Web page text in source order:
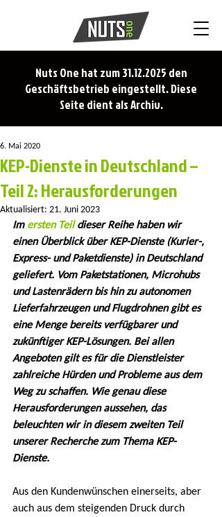
Nuts One hat zum31.12.2025 den
Geschäftsbetrieb eingestellt. Diese
Seite dient als Archiv.
KEP-Dienste in Deutschland –
Teil 2: Herausforderungen
6. Mai 2020
Aktualisiert: 21. Juni 2023
Im ersten Teil dieser Reihe haben wir
einen Überblick über KEP-Dienste (Kurier-,
Express- und Paketdienste) in Deutschland
geliefert. Vom Paketstationen, Microhubs
und Lastenrädern bis hin zu autonomen
Lieferfahrzeugen und Flugdrohnen gibt es
eine Menge bereits verfügbarer und
zukünftiger KEP-Lösungen. Bei allen
Angeboten gilt es für die Dienstleister
zahlreiche Hürden und Probleme aus dem
Weg zu schaffen. Wie genau diese
Herausforderungen aussehen, das
beleuchten wir in diesem zweiten Teil
unserer Recherche zum Thema KEP-
Dienste.
Aus den Kundenwünschen einerseits, aber
auch aus dem steigenden Druck durch